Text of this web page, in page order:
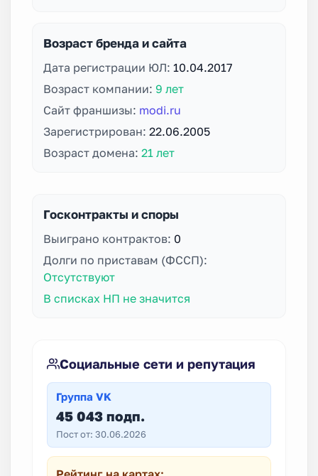
Возраст бренда и сайта
Дата регистрации ЮЛ: 10.04.2017
Возраст компании: 9 лет
Сайт франшизы: modi.ru
Зарегистрирован: 22.06.2005
Возраст домена: 21 лет
Госконтракты и споры
Выиграно контрактов: 0
Долги по приставам (ФССП):
Отсутствуют
В списках НП не значится
Социальные сети и репутация
Группа VK
45 043 подп.
Пост от: 30.06.2026